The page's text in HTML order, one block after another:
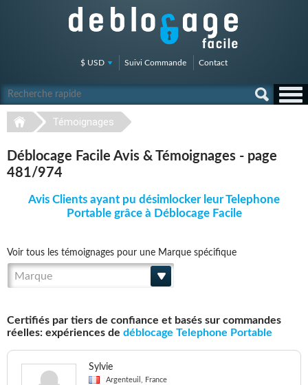
$ USD Suivi Commande Contact
Témoignages
Déblocage Facile Avis & Témoignages - page
481/974
Avis Clients ayant pu désimlocker leur Telephone
Portable grâce à Déblocage Facile
Voir tous les témoignages pour une Marque spécifique
Marque
Certifiés par tiers de confiance et basés sur commandes
réelles: expériences de déblocage Telephone Portable
Sylvie
Argenteuil, France